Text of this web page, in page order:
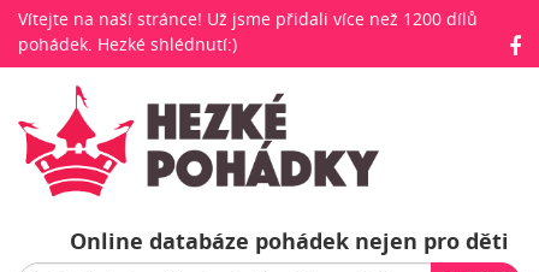
Vítejte na naší stránce! Už jsme přidali více než 1200 dílů
pohádek. Hezké shlédnutí:)
Online databáze pohádek nejen pro děti